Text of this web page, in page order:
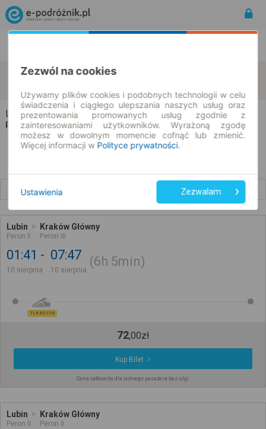
Lubin Kraków
Lubin → Kraków
Rozkład jazdy i bilety
Lubin
Peron II
Kraków Główny
Peron III
01:41
10 sierpnia
07:47
10 sierpnia
6h 5min
TLK 83194
72,00zł
Kup Bilet
Cena całkowita dla jednego pasażera bez ulgi
Lubin
Peron II
Kraków Główny
Peron II
Zezwól na cookies
Używamy plików cookies i podobnych technologii w celu
świadczenia i ciągłego ulepszania naszych usług oraz
prezentowania promowanych usług zgodnie z
zainteresowaniami użytkowników. Wyrażoną zgodę
możesz w dowolnym momencie cofnąć lub zmienić.
Więcej informacji w Polityce prywatności.
Ustawienia Zezwalam